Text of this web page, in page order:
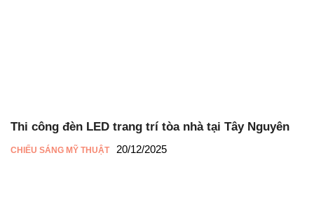
Thi công đèn LED trang trí tòa nhà tại Tây Nguyên
CHIẾU SÁNG MỸ THUẬT 20/12/2025